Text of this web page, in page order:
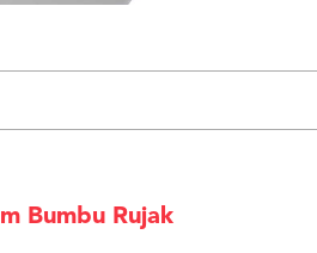
Bumbu Rujak